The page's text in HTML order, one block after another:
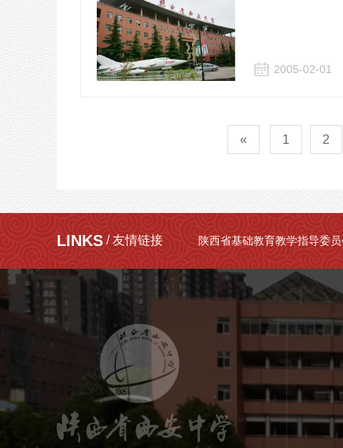
2005-02-01
« 1 2
LINKS / 友情链接 陕西省基础教育教学指导委员